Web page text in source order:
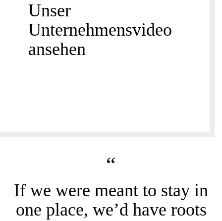
Unser
Unternehmensvideo
ansehen
“
If we were meant to stay in
one place, we’d have roots